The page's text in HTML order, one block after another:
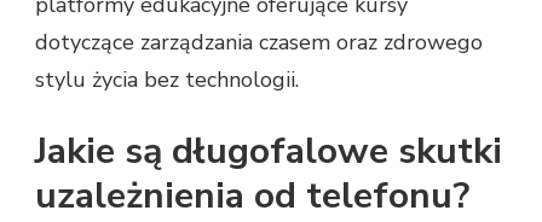
dotyczące zarządzania czasem oraz zdrowego
stylu życia bez technologii.
Jakie są długofalowe skutki
uzależnienia od telefonu?